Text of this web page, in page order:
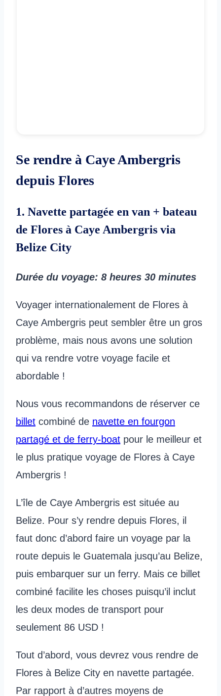
Se rendre à Caye Ambergris
depuis Flores
1. Navette partagée en van + bateau
de Flores à Caye Ambergris via
Belize City
Durée du voyage: 8 heures 30 minutes
Voyager internationalement de Flores à
Caye Ambergris peut sembler être un gros
problème, mais nous avons une solution
qui va rendre votre voyage facile et
abordable !
Nous vous recommandons de réserver ce
billet combiné de navette en fourgon
partagé et de ferry-boat pour le meilleur et
le plus pratique voyage de Flores à Caye
Ambergris !
L’île de Caye Ambergris est située au
Belize. Pour s’y rendre depuis Flores, il
faut donc d’abord faire un voyage par la
route depuis le Guatemala jusqu’au Belize,
puis embarquer sur un ferry. Mais ce billet
combiné facilite les choses puisqu’il inclut
les deux modes de transport pour
seulement 86 USD !
Tout d’abord, vous devrez vous rendre de
Flores à Belize City en navette partagée.
Par rapport à d’autres moyens de